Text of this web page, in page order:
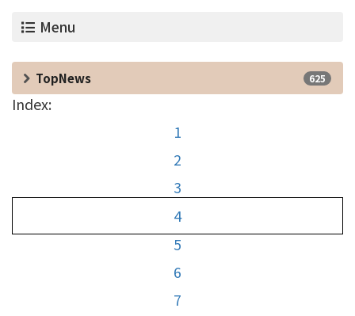
Menu
TopNews 625
Index:
1
2
3
4
5
6
7